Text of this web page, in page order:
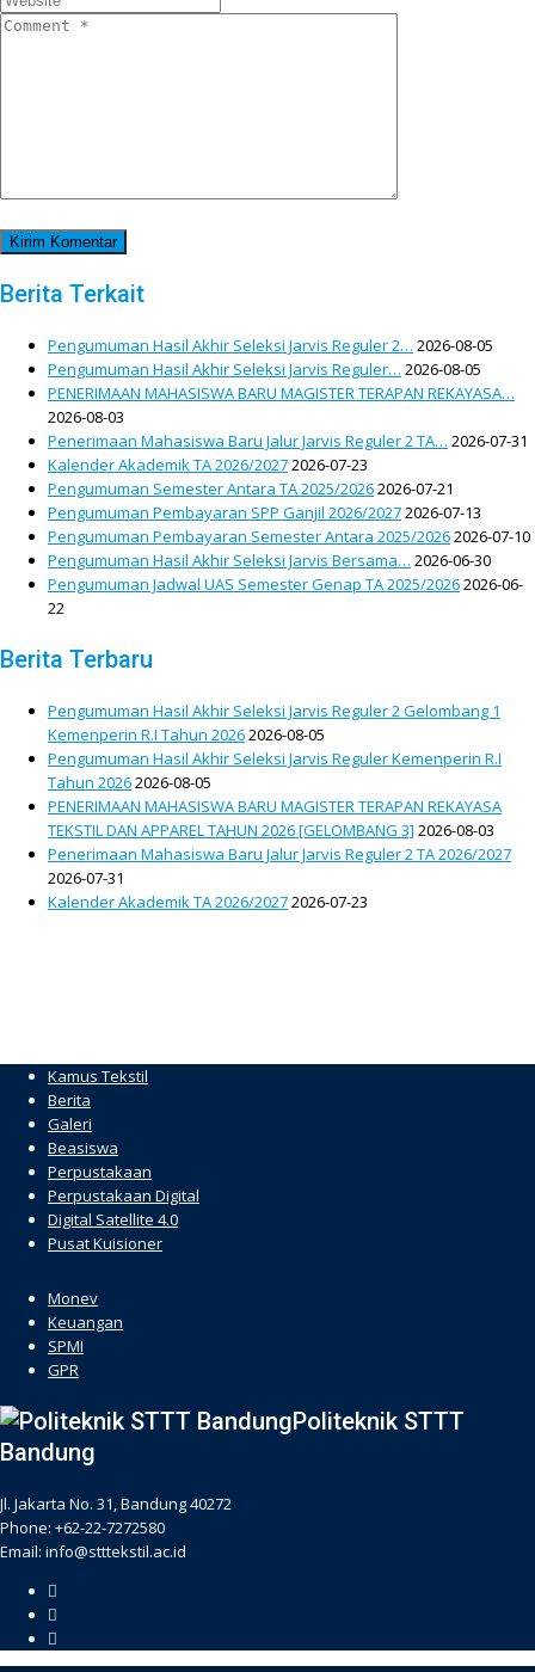
Berita Terkait
Pengumuman Hasil Akhir Seleksi Jarvis Reguler 2… 2026-08-05
Pengumuman Hasil Akhir Seleksi Jarvis Reguler… 2026-08-05
PENERIMAAN MAHASISWA BARU MAGISTER TERAPAN REKAYASA…
2026-08-03
Penerimaan Mahasiswa Baru Jalur Jarvis Reguler 2 TA… 2026-07-31
Kalender Akademik TA 2026/20272026-07-23
Pengumuman Semester Antara TA 2025/20262026-07-21
Pengumuman Pembayaran SPP Ganjil 2026/20272026-07-13
Pengumuman Pembayaran Semester Antara 2025/20262026-07-10
Pengumuman Hasil Akhir Seleksi Jarvis Bersama… 2026-06-30
Pengumuman Jadwal UAS Semester Genap TA 2025/20262026-06-
22
Berita Terbaru
Pengumuman Hasil Akhir Seleksi Jarvis Reguler 2 Gelombang 1
Kemenperin R.I Tahun 20262026-08-05
Pengumuman Hasil Akhir Seleksi Jarvis Reguler Kemenperin R.I
Tahun 20262026-08-05
PENERIMAAN MAHASISWA BARU MAGISTER TERAPAN REKAYASA
TEKSTIL DAN APPAREL TAHUN 2026 [GELOMBANG 3] 2026-08-03
Penerimaan Mahasiswa Baru Jalur Jarvis Reguler 2 TA 2026/2027
2026-07-31
Kalender Akademik TA 2026/20272026-07-23
Kamus Tekstil
Berita
Galeri
Beasiswa
Perpustakaan
Perpustakaan Digital
Digital Satellite 4.0
Pusat Kuisioner
Monev
Keuangan
SPMI
GPR
Politeknik STTT
Bandung
Jl. Jakarta No. 31, Bandung 40272
Phone: +62-22-7272580
Email: info@stttekstil.ac.id